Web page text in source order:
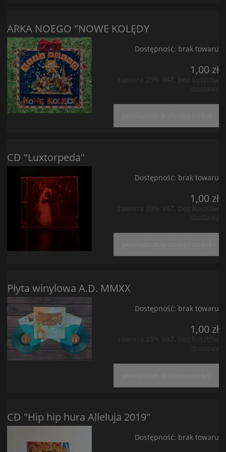
ARKA NOEGO "NOWE KOLĘDY
Dostępność: brak towaru
1,00 zł
zawiera 23% VAT, bez kosztów
dostawy
CD "Luxtorpeda"
Dostępność: brak towaru
1,00 zł
zawiera 23% VAT, bez kosztów
dostawy
Płyta winylowa A.D. MMXX
Dostępność: brak towaru
1,00 zł
zawiera 23% VAT, bez kosztów
dostawy
CD "Hip hip hura Alleluja 2019"
Dostępność: brak towaru